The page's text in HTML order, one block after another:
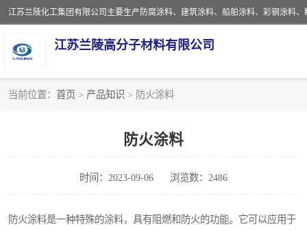
江苏兰陵高分子材料有限公司
当前位置： 首页 > 产品知识 > 防火涂料
防火涂料
时间：2023-09-06 浏览数：2486
防火涂料是一种特殊的涂料，具有阻燃和防火的功能。它可以应用于
彩钢涂料